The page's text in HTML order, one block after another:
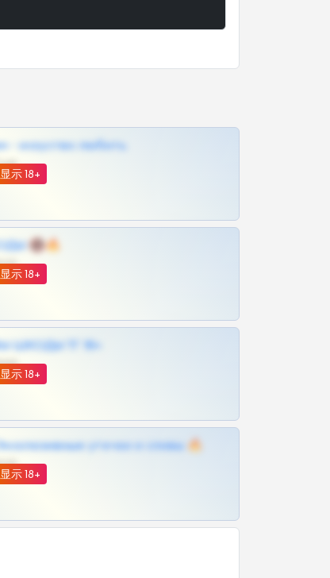
显示 18+
- искуство любить
@SZu3ll3sCatt_bot
显示 18+
🔞🔥
@OPLATAPODPSK1BOT
显示 18+
ШКОДЫ ТГ 18+
@VIPARHIVS55BOT
显示 18+
утечки и сливы 🔥
@OPLATAPODPSK1BOT